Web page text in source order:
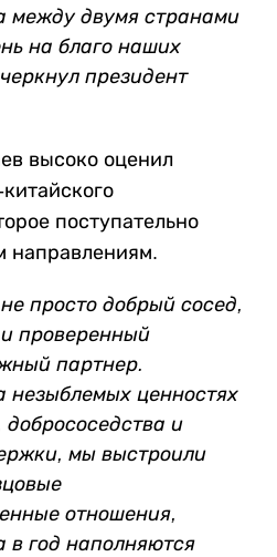
между двумя странами
на благо наших
президент
высоко оценил
поступательно
направлениям.
просто добрый сосед,
проверенный
партнер.
незыблемых ценностях
и
мы выстроили
отношения,
в год наполняются